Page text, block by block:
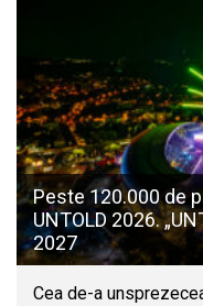
Peste 120.000 de
UNTOLD 2026.
2027
Cea de-a